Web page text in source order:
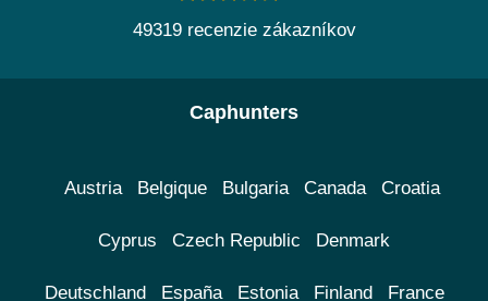
49319 recenzie zákazníkov
Caphunters
Austria Belgique Bulgaria Canada Croatia
Cyprus Czech Republic Denmark
Deutschland España Estonia Finland France